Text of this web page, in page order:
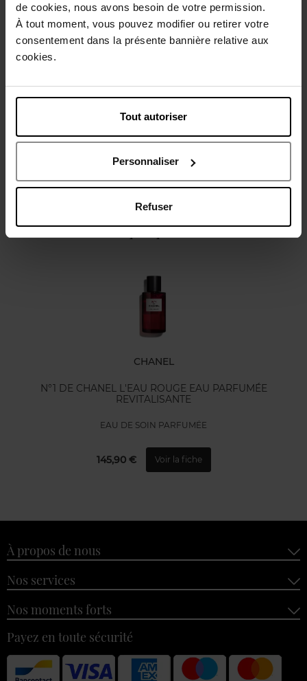
de cookies, nous avons besoin de votre permission.
À tout moment, vous pouvez modifier ou retirer votre
consentement dans la présente bannière relative aux
cookies.
Tout autoriser
Personnaliser
Refuser
Caractéristiques
Oublié quelque chose ?
CHANEL
N°1 DE CHANEL L'EAU ROUGE EAU PARFUMÉE
REVITALISANTE
EAU DE SOIN PARFUMÉE
145,90 € Voir la fiche
À propos de nous
Nos services
Nos moments forts
Payez en toute sécurité